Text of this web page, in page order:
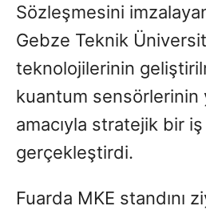
Sözleşmesini
Gebze Teknik
teknolojilerinin
kuantum sensörlerinin
amacıyla stratejik bir
gerçekleştirdi.
Fuarda MKE standını